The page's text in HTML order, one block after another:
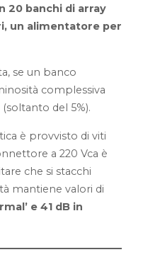
20 banchi di array
un alimentatore per
se un banco
complessiva
del 5%).
è provvisto di viti
a 220 Vca è
che si stacchi
mantiene valori di
e 41 dB in